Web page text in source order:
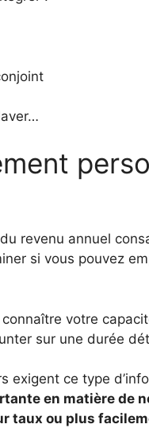
revenu annuel
si vous pouvez
votre
sur une durée
exigent ce type
en matière de
taux ou plus